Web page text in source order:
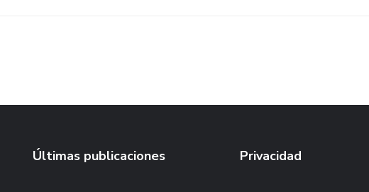
Últimas publicaciones Privacidad